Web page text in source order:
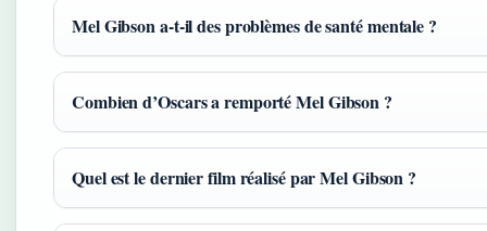
Mel Gibson a-t-il des problèmes de santé mentale ?
Combien d’Oscars a remporté Mel Gibson ?
Quel est le dernier film réalisé par Mel Gibson ?